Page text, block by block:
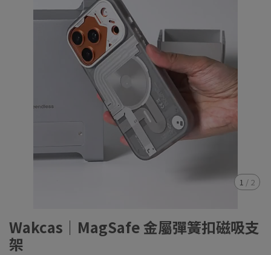
1 / 2
Wakcas｜MagSafe 金屬彈簧扣磁吸支
架